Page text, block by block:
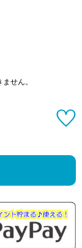
せん。